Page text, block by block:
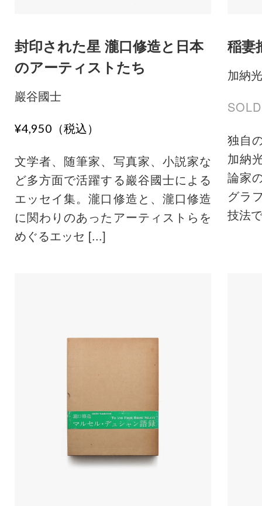
封印された星 瀧口修造と日本
のアーティストたち
巖谷國士
¥4,950（税込）
文学者、随筆家、写真家、小説家な
ど多方面で活躍する巖谷國士による
エッセイ集。瀧口修造と、瀧口修造
に関わりのあったアーティストらを
めぐるエッセ [...]
稲妻
加納
独自
加納
論家
グラ
技法